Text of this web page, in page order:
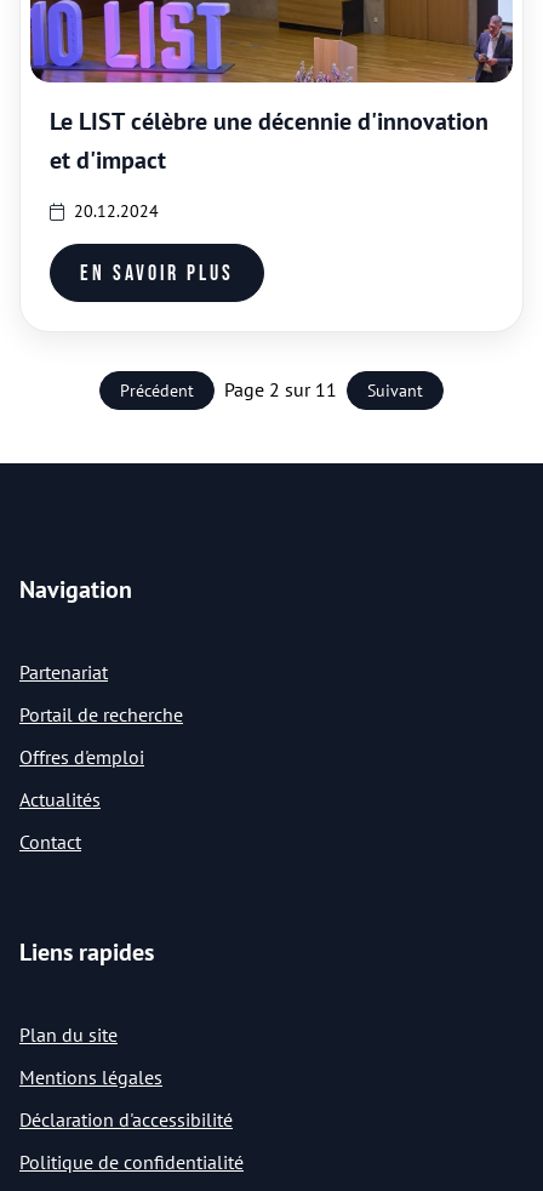
Le LIST célèbre une décennie d'innovation
et d'impact
20.12.2024
En savoir plus
Précédent Page 2 sur 11 Suivant
Navigation
Partenariat
Portail de recherche
Offres d'emploi
Actualités
Contact
Liens rapides
Plan du site
Mentions légales
Déclaration d'accessibilité
Politique de confidentialité